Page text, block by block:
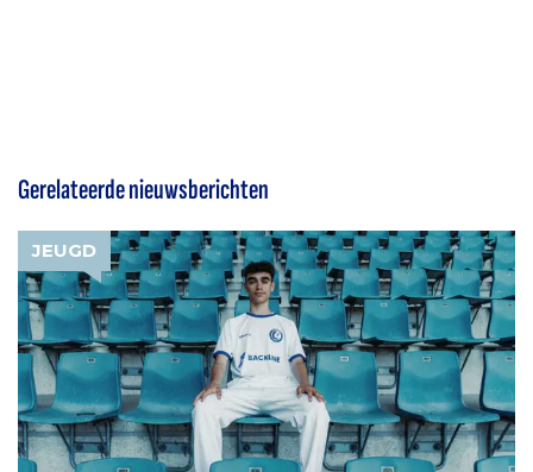
Gerelateerde nieuwsberichten
JEUGD